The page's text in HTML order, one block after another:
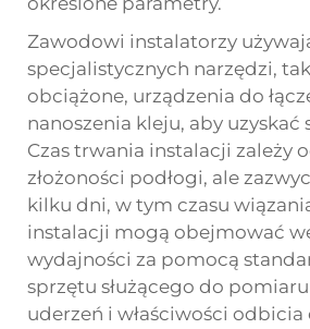
Zawodowi instalatorzy
specjalistycznych narzędzi,
obciążone, urządzenia do
nanoszenia kleju, aby uzyskać
Czas trwania instalacji zależy
złożoności podłogi, ale
kilku dni, w tym czasu
instalacji mogą obejmować
wydajności za pomocą
sprzętu służącego do
uderzeń i właściwości